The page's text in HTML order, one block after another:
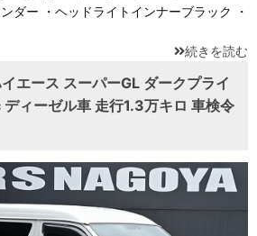
ダー ・ヘッドライトインナーブラック ・
続きを読む
エース スーパーGL ダークプライ
ィーゼル車 走行1.3万キロ 車検令